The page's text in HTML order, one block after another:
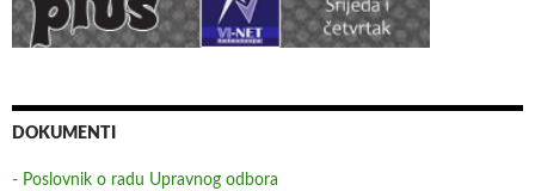
DOKUMENTI
- Poslovnik o radu Upravnog odbora